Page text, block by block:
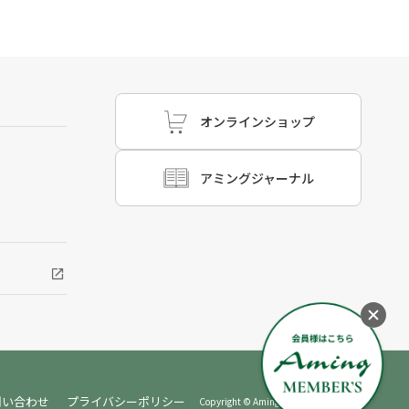
オンラインショップ
アミングジャーナル
合わせ プライバシーポリシー Copyright © Aming, All rights reserved.